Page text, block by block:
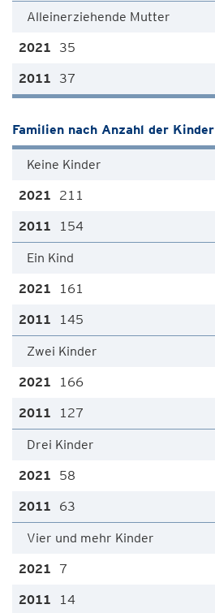
Alleinerziehende Mutter
35
37
Familien nach Anzahl der Kinder
Keine Kinder
211
154
Ein Kind
161
145
Zwei Kinder
166
127
Drei Kinder
58
63
Vier und mehr Kinder
7
14